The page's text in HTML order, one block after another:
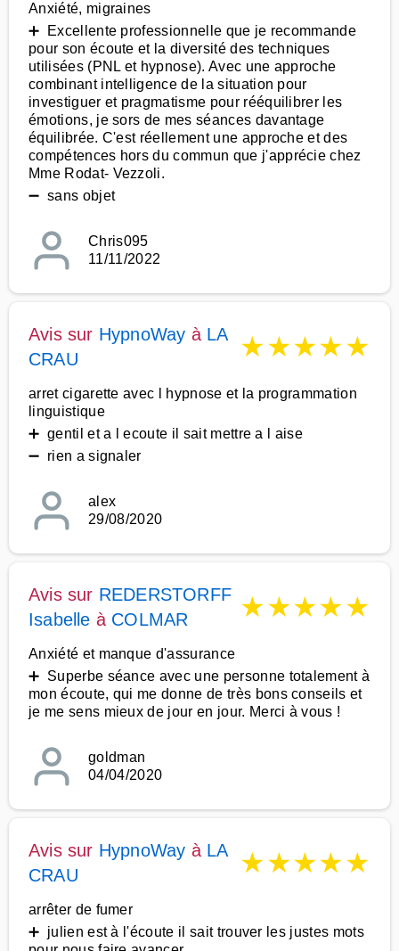
Anxiété, migraines
➕ Excellente professionnelle que je recommande
pour son écoute et la diversité des techniques
utilisées (PNL et hypnose). Avec une approche
combinant intelligence de la situation pour
investiguer et pragmatisme pour rééquilibrer les
émotions, je sors de mes séances davantage
équilibrée. C'est réellement une approche et des
compétences hors du commun que j'apprécie chez
Mme Rodat- Vezzoli.
➖ sans objet
Chris095
11/11/2022
Avis sur HypnoWay à LA
CRAU
★★★★★
arret cigarette avec l hypnose et la programmation
linguistique
➕ gentil et a l ecoute il sait mettre a l aise
➖ rien a signaler
alex
29/08/2020
Avis sur REDERSTORFF
Isabelle à COLMAR ★★★★★
Anxiété et manque d'assurance
➕ Superbe séance avec une personne totalement à
mon écoute, qui me donne de très bons conseils et
je me sens mieux de jour en jour. Merci à vous !
goldman
04/04/2020
Avis sur HypnoWay à LA
CRAU
★★★★★
arrêter de fumer
➕ julien est à l'écoute il sait trouver les justes mots